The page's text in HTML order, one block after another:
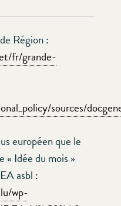
Région :
fr/grande-
sources/
européen que le
« Idée du mois »
asbl :
wp-